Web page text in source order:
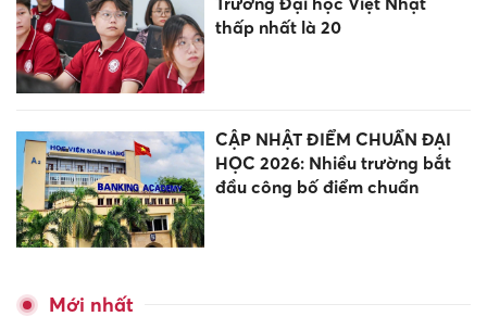
thấp nhất là 20
CẬP NHẬT ĐIỂM CHUẨN ĐẠI
HỌC 2026: Nhiều trường bắt
đầu công bố điểm chuẩn
Mới nhất